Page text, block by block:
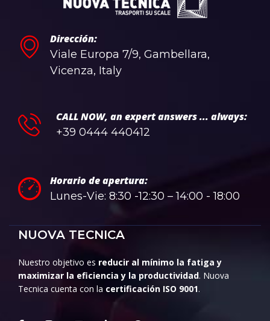
Dirección:
Viale Europa 7/9, Gambellara,
Vicenza, Italy
CALL NOW, an expert answers ... always:
+39 0444 440412
Horario de apertura:
Lunes-Vie: 8:30 -12:30 – 14:00 - 18:00
NUOVA TECNICA
Nuestro objetivo es reducir al mínimo la fatiga y
maximizar la eficiencia y la productividad. Nuova
Tecnica cuenta con la certificación ISO 9001.